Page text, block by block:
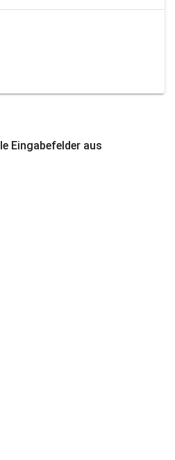
Eingabefelder aus